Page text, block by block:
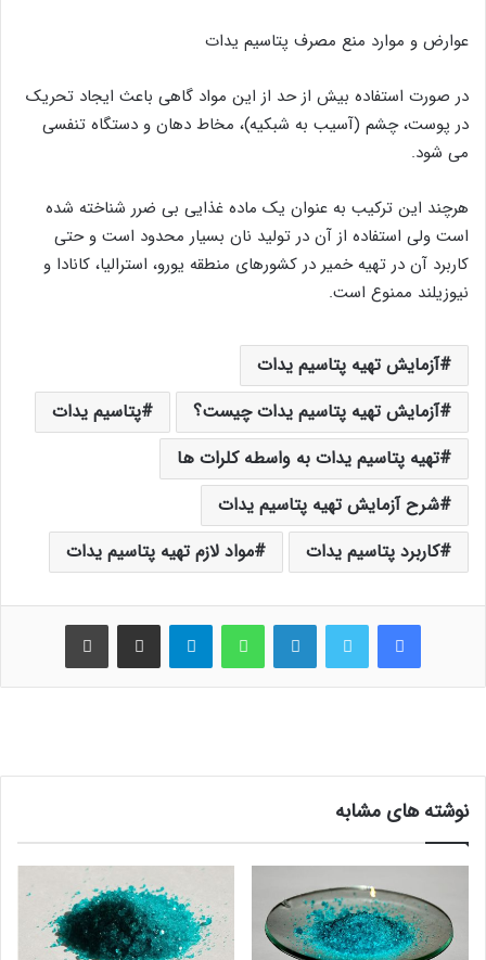
عوارض و موارد منع مصرف پتاسیم یدات
در صورت استفاده بیش از حد از این مواد گاهی باعث ایجاد تحریک
در پوست، چشم (آسیب به شبکیه)، مخاط دهان و دستگاه تنفسی
می شود.
هرچند این ترکیب به عنوان یک ماده غذایی بی ضرر شناخته شده
است ولی استفاده از آن در تولید نان بسیار محدود است و حتی
کاربرد آن در تهیه خمیر در کشورهای منطقه یورو، استرالیا، کانادا و
نیوزیلند ممنوع است.
آزمایش تهیه پتاسیم یدات
آزمایش تهیه پتاسیم یدات چیست؟
پتاسیم یدات
تهیه پتاسیم یدات به واسطه کلرات ها
شرح آزمایش تهیه پتاسیم یدات
کاربرد پتاسیم یدات
مواد لازم تهیه پتاسیم یدات
فیس بوک لینکدین واتس آپ اشتراک گذاری از طریق ایمیل
نوشته های مشابه